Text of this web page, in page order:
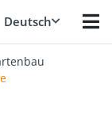
Deutsch